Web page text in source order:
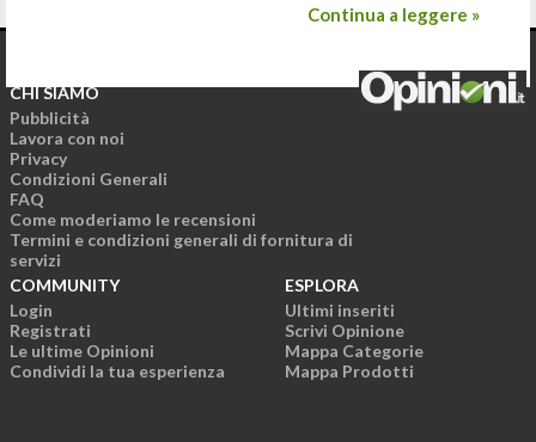
Continua a leggere »
CHI SIAMO
Pubblicità
Lavora con noi
Privacy
Condizioni Generali
FAQ
Come moderiamo le recensioni
Termini e condizioni generali di fornitura di
servizi
COMMUNITY
Login
Registrati
Le ultime Opinioni
Condividi la tua esperienza
ESPLORA
Ultimi inseriti
Scrivi Opinione
Mappa Categorie
Mappa Prodotti